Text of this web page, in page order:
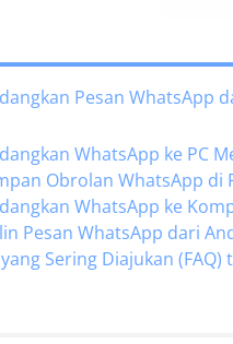
Pesan
WhatsApp ke PC
Obrolan WhatsApp di
WhatsApp ke
Pesan WhatsApp dari
Sering Diajukan